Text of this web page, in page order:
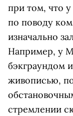
при том, что
по поводу
изначально
Например, у
бэкграундом
живописью,
стремлении